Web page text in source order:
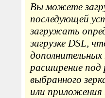
Вы можете
последующей
загружать
загрузке DSL,
расширение
выбранного
или приложения